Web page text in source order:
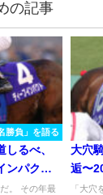
の記事
勝負」を語る
しるべ、
ンパクト
飛び立っ
。 その年最
大穴
逅〜
「大